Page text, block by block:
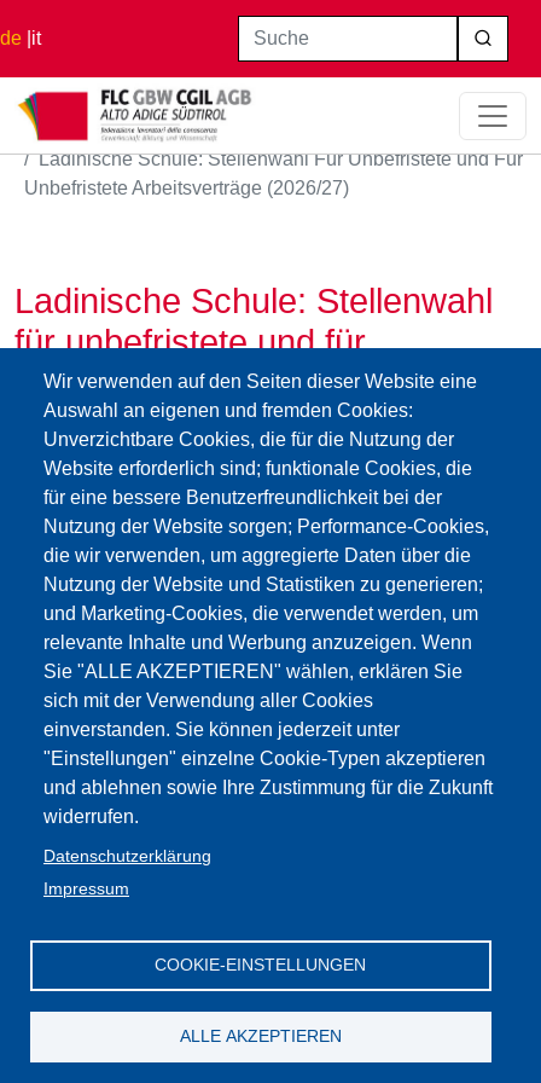
de it
Wir verwenden auf den Seiten dieser Website eine
Auswahl an eigenen und fremden Cookies:
Unverzichtbare Cookies, die für die Nutzung der
Website erforderlich sind; funktionale Cookies, die
für eine bessere Benutzerfreundlichkeit bei der
Nutzung der Website sorgen; Performance-Cookies,
die wir verwenden, um aggregierte Daten über die
Nutzung der Website und Statistiken zu generieren;
und Marketing-Cookies, die verwendet werden, um
relevante Inhalte und Werbung anzuzeigen. Wenn
Sie "ALLE AKZEPTIEREN" wählen, erklären Sie
sich mit der Verwendung aller Cookies
einverstanden. Sie können jederzeit unter
"Einstellungen" einzelne Cookie-Typen akzeptieren
und ablehnen sowie Ihre Zustimmung für die Zukunft
widerrufen.
Datenschutzerklärung
Impressum
COOKIE-EINSTELLUNGEN
ALLE AKZEPTIEREN
Suche
Startseite
Ladinische Schule: Stellenwahl Für Unbefristete und Für
Unbefristete Arbeitsverträge (2026/27)
Ladinische Schule: Stellenwahl
für unbefristete und für
unbefristete Arbeitsverträge
(2026/27)
26.05.2026
- Stellenwahl für die Stammrollen der Grund-, Mittel- und
Oberschulen:Mittwoch, 10. Juni 2026 um 11:00 –
15:00 Uhr.
- Stellenwahl für die Supplenzen der Grund-, Mittel- und
Oberschulen, sowie für die Reststunden über 6 h der
Mittel- und Oberschulen:Donnerstag, 11. Juni 2026 um
11:00 – 15:00 Uhr
- Stellenwahl für die Wahl der Reststunden für
Integration für ALLE Lehrerinnen und Lehrer der Grund-,
Mittel- und Oberschulen (ohne Vorrang): Donnerstag,
11. Juni 2026 um 15:30 – 16:00 Uhr
Alle Operationen werden
Ladinische Schulen - Befristete und unbefristete
Bildung Südtirol